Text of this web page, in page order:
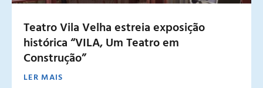
Teatro Vila Velha estreia exposição
histórica “VILA, Um Teatro em
Construção”
LER MAIS